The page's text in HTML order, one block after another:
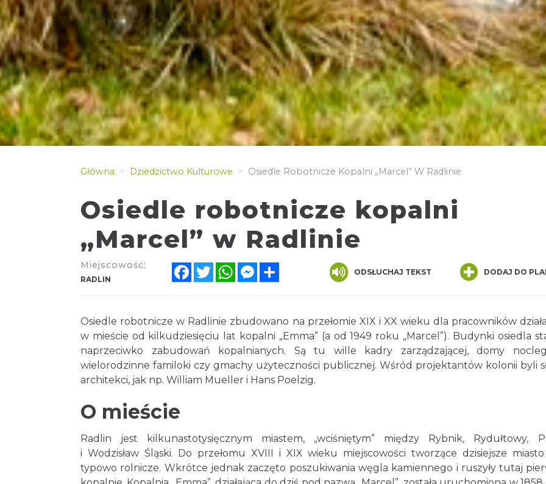
Główna Dziedzictwo Kulturowe Osiedle Robotnicze Kopalni „Marcel” W Radlinie
Osiedle robotnicze kopalni
„Marcel” w Radlinie
Miejscowość:
RADLIN
FacebookTwitterWhatsAppMessenger ODSŁUCHAJ TEKST DODAJ DO
Osiedle robotnicze w Radlinie zbudowano na przełomie XIX i XX wieku dla pracowników
w mieście od kilkudziesięciu lat kopalni „Emma” (a od 1949 roku „Marcel”). Budynki osiedla
naprzeciwko zabudowań kopalnianych. Są tu wille kadry zarządzającej, domy
wielorodzinne familoki czy gmachy użyteczności publicznej. Wśród projektantów kolonii byli
architekci, jak np. William Mueller i Hans Poelzig.
O mieście
Radlin jest kilkunastotysięcznym miastem, „wciśniętym” między Rybnik, Rydułtowy,
i Wodzisław Śląski. Do przełomu XVIII i XIX wieku miejscowości tworzące dzisiejsze miasto
typowo rolnicze. Wkrótce jednak zaczęto poszukiwania węgla kamiennego i ruszyły tutaj